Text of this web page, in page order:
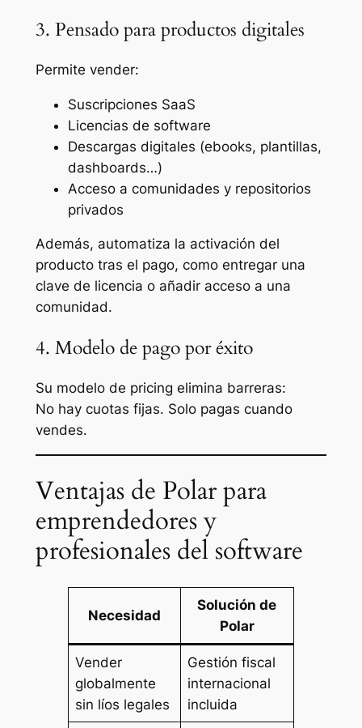
3. Pensado para productos digitales
Permite vender:
Suscripciones SaaS
Licencias de software
Descargas digitales (ebooks, plantillas,
dashboards…)
Acceso a comunidades y repositorios
privados
Además, automatiza la activación del
producto tras el pago, como entregar una
clave de licencia o añadir acceso a una
comunidad.
4. Modelo de pago por éxito
Su modelo de pricing elimina barreras:
No hay cuotas fijas. Solo pagas cuando
vendes.
Ventajas de Polar para
emprendedores y
profesionales del software
Necesidad
Solución de
Polar
Vender
globalmente
sin líos legales
Gestión fiscal
internacional
incluida